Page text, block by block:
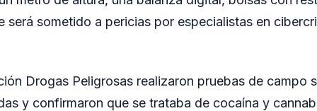
será sometido a pericias por especialistas en
Drogas Peligrosas realizaron pruebas de campo
y confirmaron que se trataba de cocaína y